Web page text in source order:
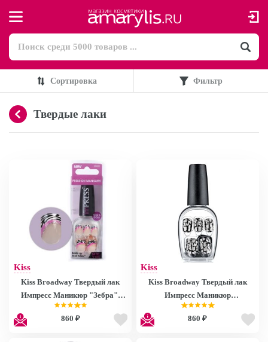
Сортировка Фильтр
Твердые лаки
Kiss
Kiss Broadway Твердый лак
Импресс Маникюр "Зебра",
длина короткая Impress
Manicure BIPD100
860 ₽
Kiss
Kiss Broadway Твердый лак
Импресс Маникюр
"Королевский гепард", длина
короткая Impress Manicure
860 ₽